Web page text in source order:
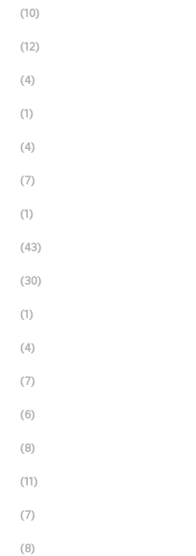
(10)
(12)
(4)
(1)
(4)
(7)
(1)
(43)
(30)
(1)
(4)
(7)
(6)
(8)
(11)
(7)
(8)